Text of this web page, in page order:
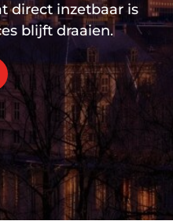
direct inzetbaar is
blijft draaien.